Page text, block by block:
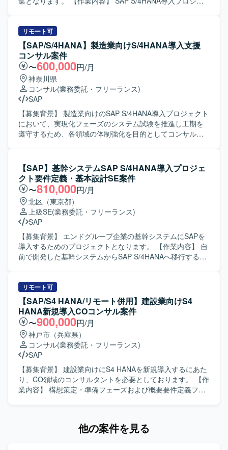
核メンバーとして参画いただけるポジションです。複数拠
点を巻き込んだ移行マネジメントを経験することで、SAP
移行における上流設計およびマネジメントスキルを高める
ことができます。 【開発環境】 SAP S/4HANA環境下での
データ移行プロジェクトとなります。移行ツールや各種ド
キュメント類を用いながら、標準手法に基づいた移行設
計・移行管理を行っていただきます。
だきます。具体的には、データ移行の計画に基づく進捗管
理、各拠点との調整、課題管理などのマネジメント業務を
中心に、移行設計に関するレビューや関連ドキュメントの
整備も実施していただきます。 【求める人物像】 多くの関
係者と連携しながら業務を進められるコミュニケーション
力をお持ちの方を求めています。状況に応じて自律的に課
題を抽出し、関係者と協議しながら解決に導ける主体性と
推進力をお持ちの方にマッチするポジションです。 【ポジ
ションの魅力】 大規模なSAP S/4HANA導入プロジェクトに
上流工程から関わることができ、データ移行および移行設
計に関するマネジメントスキルを幅広く経験できます。複
ャリア形成にもつながります。 【開発環境】 SAP
S/4HANAを中心としたERP環境でのデータ移行および移行
設計業務となります。
リモート可
【SAP/S/4HANA】製造業向けS/4HANA導入支援
コンサル案件
〜600,000円/月
神奈川県
コンサル(業務委託・フリーランス)
SAP
【募集背景】 製造業向けのSAP S/4HANA導入プロジェクト
において、実現化フェーズのシステム試験を推進し工期を
遵守するため、各領域の体制強化を目的としてコンサルタ
のもとSAP標準機能を最大限活用した導入支援を行ってい
ただきます。現在の実現化フェーズにおいてSAP標準機能
のシステム試験を実施し、試験過程で発生した課題の検討
および対応、追加アドオン実装に関する支援をご担当いた
だきます。プロジェクトシステム、販売管理、管理会計と
いった各領域のコンサルタントとして、担当領域の要件を
踏まえた設定や検証、ユーザー対応を行っていただきま
す。 【求める人物像】 SAP導入プロジェクトにおける豊富
な経験を活かし、Fit to Standard方針を理解したうえで標準
機能の活用を主体的に推進していただける方を求めており
ましいです。ユーザーとのコミュニケーションを円滑に行
い、教育や説明も丁寧に対応していただける方を歓迎いた
します。 【ポジションの魅力】 製造業向けの大規模なSAP
S/4HANA導入プロジェクトに参画し、PS、SD、COといっ
た基幹領域でFit to Standard方針の導入を経験していただけ
ます。実現化フェーズでのシステム試験や追加アドオン実
装を通じて、標準機能と業務要件のフィット＆ギャップを
深く理解しながら、上流から下流まで一貫した導入プロセ
スに関わることができます。 【開発環境】 SAP S/4HANA
環境において、PS、SD、CO各モジュールを中心に標準機
能および追加アドオンを活用したシステム構築を行ってお
【SAP】基幹システムSAP S/4HANA導入プロジェ
クト要件定義・基本設計SE案件
〜810,000円/月
北区（東京都）
上級SE(業務委託・フリーランス)
SAP
【募集背景】 エンドグループ企業の基幹システムにSAPを
導入するためのプロジェクトとなります。 【作業内容】 自
前で開発した基幹システムからSAP S/4HANAへ移行するに
ーションを取りながら主体的に要件整理と設計を進めてい
ただける方を求めております。 【ポジションの魅力】 基幹
システム全体のSAP導入プロジェクトに上流工程から参画
でき、販売管理や購買管理／在庫管理領域での業務知見と
SAPスキルを高めていただけます。 【開発環境】 SAP
S/4HANAを中心とした基幹システム環境となります。
リモート可
【SAP/S4 HANA/リモート併用】建設業向けS4
HANA新規導入COコンサル案件
〜900,000円/月
神戸市（兵庫県）
コンサル(業務委託・フリーランス)
SAP
【募集背景】 建設業向けにS4 HANAを新規導入するにあた
り、CO領域のコンサルタントを必要としております。 【作
業内容】 構想策定・準備フェーズおよび概要要件定義フェ
を取りながら業務ヒアリングや課題整理を主体的に進めて
他の案件を見る